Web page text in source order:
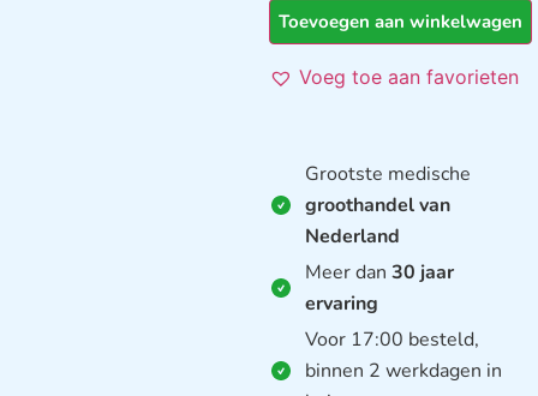
Toevoegen aan winkelwagen
Voeg toe aan favorieten
Grootste medische
groothandel van
Nederland
Meer dan 30 jaar
ervaring
Voor 17:00 besteld,
binnen 2 werkdagen in